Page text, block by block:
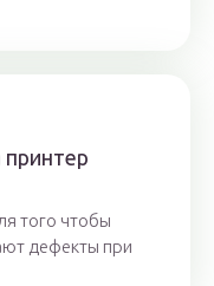
принтер
того чтобы
дефекты при